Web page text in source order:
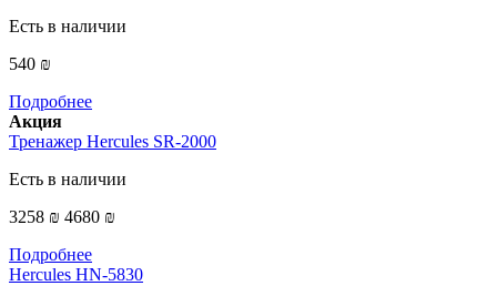
Есть в наличии
540 ₪
Подробнее
Акция
Тренажер Hercules SR-2000
Есть в наличии
3258 ₪ 4680 ₪
Подробнее
Hercules HN-5830